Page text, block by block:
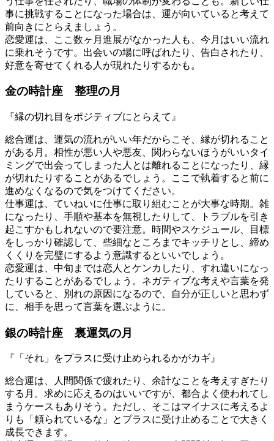
事に挑戦することになった場合は、運が向いていると考えて
前向きにとらえましょう。
恋愛運は、ここ数ヶ月進展がなかった人も、今月はいい流れ
に乗れそうです。出会いの場に呼ばれたり、告白されたり、
好意を寄せてくれる人が現れたりするかも。
金の時計座 整理の月
『縁の切れ目をポジティブにとらえて』
総合運は、運気の流れがいい年だからこそ、縁が切れること
がある月。相性が悪い人や悪友、関わらないほうがいいタイ
ミングで出会ってしまった人とは離れることになったり、縁
が切れたりすることがあるでしょう。ここで執着すると前に
進めなくなるので気をつけてください。
仕事運は、ていねいに仕事に取り組むことが大事な時期。雑
になったり、手順や基本を無視したりして、トラブルを引き
起こすかもしれないので要注意。時間やスケジュール、目標
をしっかり確認して、些細なところまでキッチリとし、締め
くくりを完璧にするよう意識するといいでしょう。
恋愛運は、中旬までは恋人とケンカしたり、すれ違いになっ
たりすることがあるでしょう。ネガティブな考えや言葉を発
していると、別れの原因になるので、自分が正しいと思わず
に、相手を思って言葉を選ぶように。
銀の時計座 裏運気の月
『「それ」をプラスに受け止められるかがカギ』
総合運は、人間関係で疲れたり、余計なことを考えすぎたり
する月。求めに応えるのはいいですが、都合よく使われてし
まうケースもありそう。ただし、そこはマイナスに考えるよ
りも「頼られているな」とプラスに受け止めることで大きく
成長できます。